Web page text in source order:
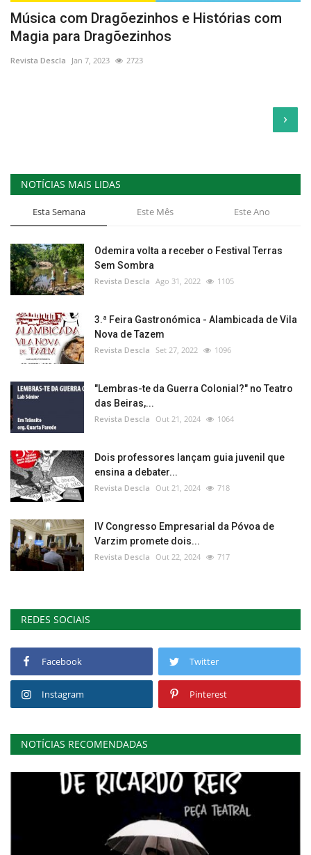
Música com Dragõezinhos e Histórias com
Magia para Dragõezinhos
Revista Descla Jan 7, 2023 2723
›
NOTÍCIAS MAIS LIDAS
Esta Semana Este Mês Este Ano
Odemira volta a receber o Festival Terras
Sem Sombra
Revista Descla Ago 31, 2022 1105
3.ª Feira Gastronómica - Alambicada de Vila
Nova de Tazem
Revista Descla Set 27, 2022 1096
"Lembras-te da Guerra Colonial?" no Teatro
das Beiras,...
Revista Descla Out 21, 2024 1064
Dois professores lançam guia juvenil que
ensina a debater...
Revista Descla Out 21, 2024 718
IV Congresso Empresarial da Póvoa de
Varzim promete dois...
Revista Descla Out 22, 2024 717
REDES SOCIAIS
Facebook Twitter
Instagram Pinterest
NOTÍCIAS RECOMENDADAS